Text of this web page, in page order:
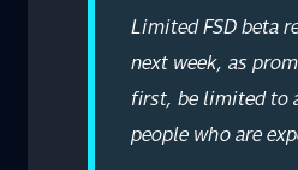
Limited FSD beta
next week, as
first, be limited to
people who are